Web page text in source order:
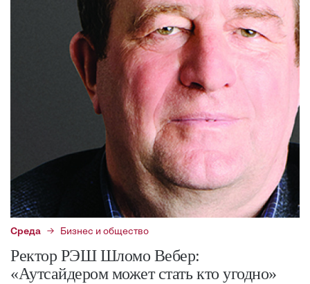
Среда Бизнес и общество
Ректор РЭШ Шломо Вебер:
«Аутсайдером может стать кто угодно»